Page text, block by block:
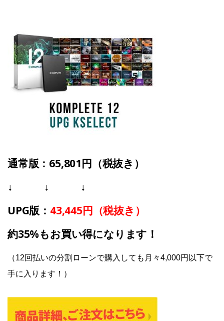
通常版 ：65,801円（税抜き）
↓ ↓ ↓
UPG版： 43,445円（税抜き）
約35%もお買い得になります！
（12回払いの分割ローンで購入しても月々4,000円以下で
手に入ります！）